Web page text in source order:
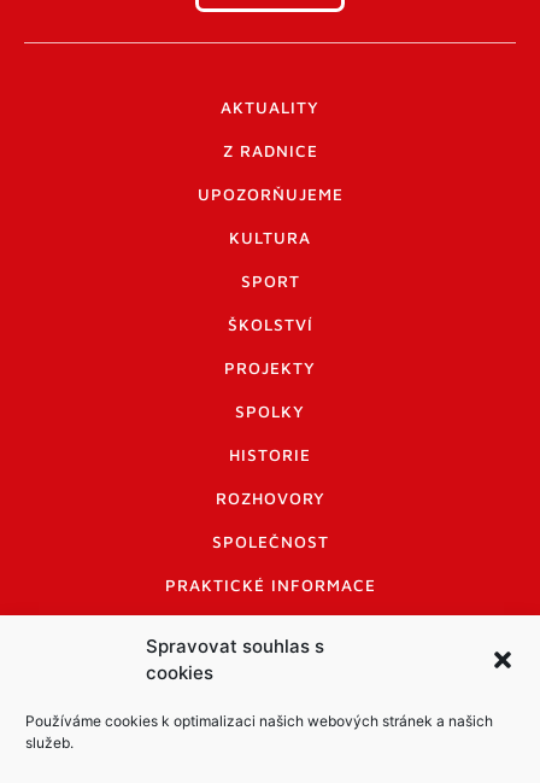
Spravovat souhlas s
cookies
Používáme cookies k optimalizaci našich webových stránek a našich
služeb.
AKTUALITY
Z RADNICE
UPOZORŇUJEME
KULTURA
SPORT
ŠKOLSTVÍ
PROJEKTY
SPOLKY
HISTORIE
ROZHOVORY
SPOLEČNOST
PRAKTICKÉ INFORMACE
INFORMACE A KODEX DISKUTUJÍCÍCH
LOGO A LOGO MANUÁL